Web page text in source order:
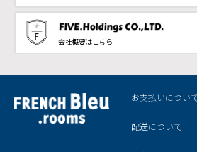
会社概要はこちら
お支払いについ
配送について